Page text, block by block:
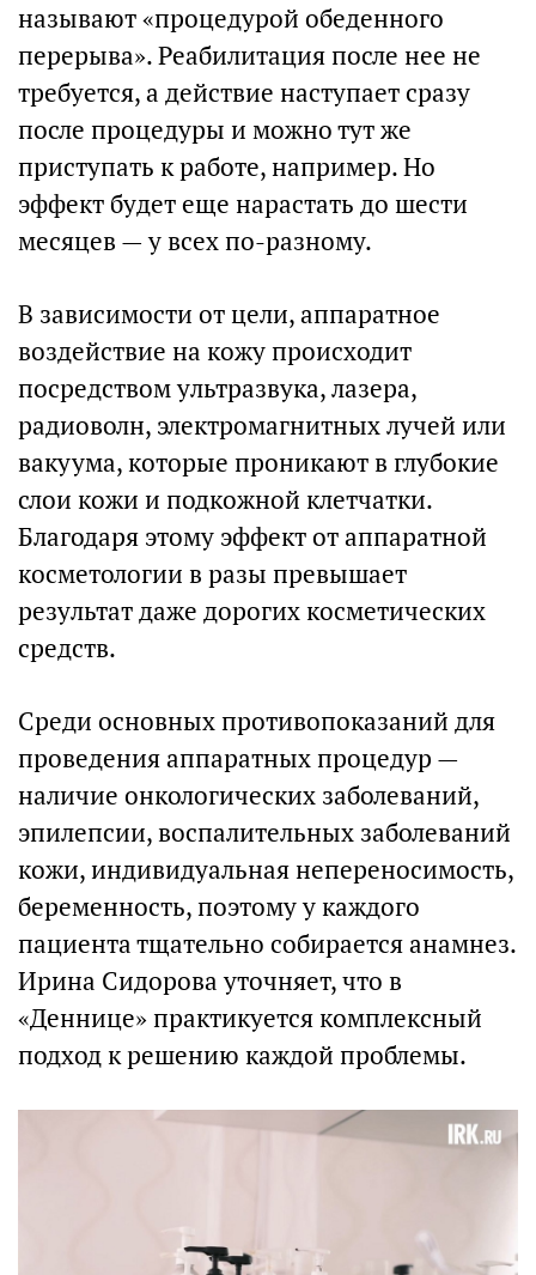
называют «процедурой обеденного
перерыва». Реабилитация после нее не
требуется, а действие наступает сразу
после процедуры и можно тут же
приступать к работе, например. Но
эффект будет еще нарастать до шести
месяцев — у всех по-разному.
В зависимости от цели, аппаратное
воздействие на кожу происходит
посредством ультразвука, лазера,
радиоволн, электромагнитных лучей или
вакуума, которые проникают в глубокие
слои кожи и подкожной клетчатки.
Благодаря этому эффект от аппаратной
косметологии в разы превышает
результат даже дорогих косметических
средств.
Среди основных противопоказаний для
проведения аппаратных процедур —
наличие онкологических заболеваний,
эпилепсии, воспалительных заболеваний
кожи, индивидуальная непереносимость,
беременность, поэтому у каждого
пациента тщательно собирается анамнез.
Ирина Сидорова уточняет, что в
«Деннице» практикуется комплексный
подход к решению каждой проблемы.